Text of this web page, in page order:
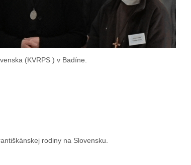
(KVRPS ) v Badíne.
rodiny na Slovensku.